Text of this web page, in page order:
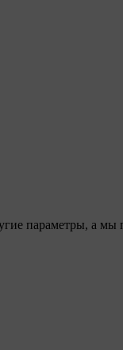
параметры, а